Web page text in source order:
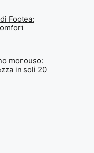
Footea:
monouso:
in soli 20